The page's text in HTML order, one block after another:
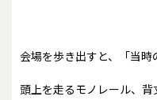
会場を歩き出すと、「当時
頭上を走るモノレール、背